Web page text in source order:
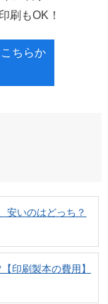
刷もOK！
ちらか
安いのはどっち？
印刷製本の費用】